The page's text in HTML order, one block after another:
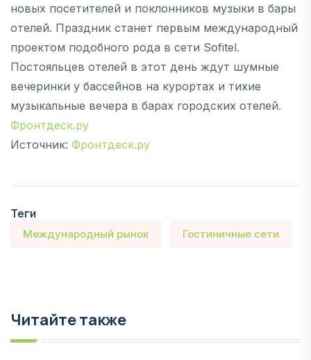
новых посетителей и поклонников музыки в бары
отелей. Праздник станет первым международный
проектом подобного рода в сети Sofitel.
Постояльцев отелей в этот день ждут шумные
вечеринки у бассейнов на курортах и тихие
музыкальные вечера в барах городских отелей.
Фронтдеск.ру
Источник: Фронтдеск.ру
Теги
Международный рынок Гостиничные сети
Читайте также